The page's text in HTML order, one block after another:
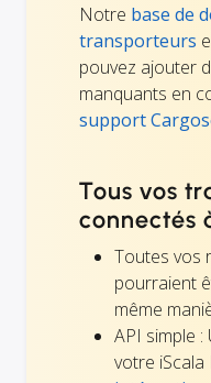
Notre base de
transporteurs
pouvez ajouter
manquants en
support
Tous vos
connectés
Toutes vos
pourraient
même
API simple
votre iScala